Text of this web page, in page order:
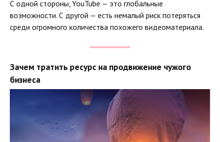
С одной стороны, YouTube — это глобальные
возможности. С другой — есть немалый риск потеряться
среди огромного количества похожего видеоматериала.
Зачем тратить ресурс на продвижение чужого
бизнеса